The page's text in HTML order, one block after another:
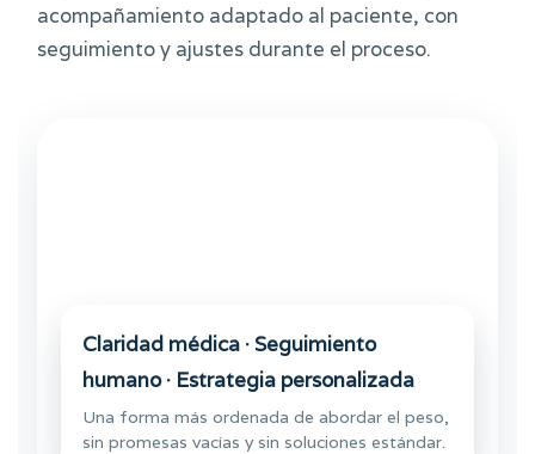
acompañamiento adaptado al paciente, con
seguimiento y ajustes durante el proceso.
Claridad médica · Seguimiento
humano · Estrategia personalizada
Una forma más ordenada de abordar el peso,
sin promesas vacías y sin soluciones estándar.